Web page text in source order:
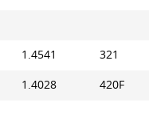
1.4541 321
1.4028 420F